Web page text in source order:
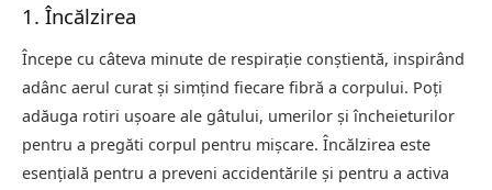
1. Încălzirea
Începe cu câteva minute de respirație conștientă, inspirând
adânc aerul curat și simțind fiecare fibră a corpului. Poți
adăuga rotiri ușoare ale gâtului, umerilor și încheieturilor
pentru a pregăti corpul pentru mișcare. Încălzirea este
esențială pentru a preveni accidentările și pentru a activa